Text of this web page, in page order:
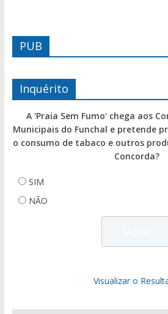
PUB
Inquérito
A 'Praia Sem Fumo' chega aos
Municipais do Funchal e pretende
o consumo de tabaco e outros
Concorda?
SIM
NÃO
Visualizar o